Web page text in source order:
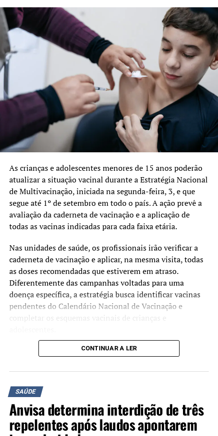
As crianças e adolescentes menores de 15 anos poderão
atualizar a situação vacinal durante a Estratégia Nacional
de Multivacinação, iniciada na segunda-feira, 3, e que
segue até 1º de setembro em todo o país. A ação prevê a
avaliação da caderneta de vacinação e a aplicação de
todas as vacinas indicadas para cada faixa etária.
Nas unidades de saúde, os profissionais irão verificar a
caderneta de vacinação e aplicar, na mesma visita, todas
as doses recomendadas que estiverem em atraso.
Diferentemente das campanhas voltadas para uma
doença específica, a estratégia busca identificar vacinas
pendentes do Calendário Nacional de Vacinação e
completar os esquemas vacinais de crianças e
Segundo o Ministério da Saúde, a mobilização tem como
acesso às vacinas oferecidas gratuitamente pelo Sistema
Único de Saúde (SUS). A atualização da caderneta
contribui para a prevenção de doenças imunopreveníveis
e fortalece a proteção coletiva da população.
Manter a vacinação em dia é a principal forma de
CONTINUAR A LER
SAÚDE
Anvisa determina interdição de três
repelentes após laudos apontarem